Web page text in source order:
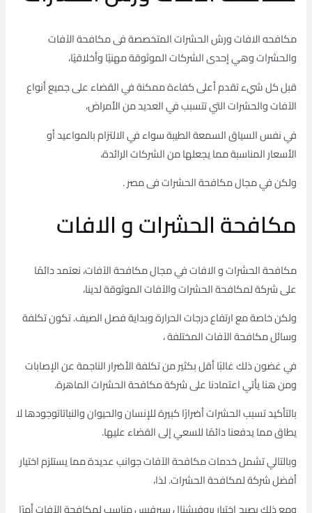
مكافحه الافات ورش الحشرات المتخصصة فى مكافحة الآفات
والحشرات وهي إحدى الشركات الموثوقة مهنيًا وأخلاقيًا،
قبل كل شيء تقدم أعلى كفاءة ممكنة في القضاء على جميع أنواع
الآفات والحشرات التي تتسبب في العديد من الأمراض،
في نفس السياق السمعة الطيبة سواء في الالتزام بالمواعيد أو
الأسعار المناسبة مما يجعلها من الشركات الرائدة،
ولكن في مجال مكافحة الحشرات فى مصر .
مكافحة الحشرات و الافات
مكافحة الحشرات و الافات في مجال مكافحة الآفات، نعتمد دائمًا
على شركة لمكافحة الحشرات والآفات الموثوقة لدينا،
ولكن خاصة مع ارتفاع درجات الحرارة وبداية فصل الصيف. تكون تكلفة
وسائل مكافحة الآفات المختلفة ،
في غضون ذلك غالبًا أقل بكثير من تكلفة الأضرار الناجمة عن الإصابات
ومن هنا يأتي اعتمادنا على شركة مكافحة الحشرات الماهرة.
بالتأكيد تسبب الحشرات أضرارًا كبيرة للإنسان والحيوان والنباتاتوجودها لا
يطاق مما يدفعنا دائمًا للسعي إلى القضاء عليها.
وبالتالي تشمل خدمات مكافحة الآفات جوانب عديدة مما يستلزم اختيار
أفضل شركة لمكافحة الحشرات. لذا،
ومع ذلك يصبح اختيار بروفيشنال سيرفيس مناسب لمكافحة الآفات أمرًا